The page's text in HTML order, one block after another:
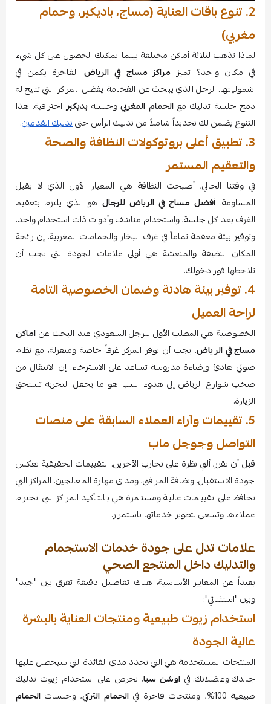
2. تنوع باقات العناية (مساج، باديكير، وحمام
مغربي)
لماذا تذهب لثلاثة أماكن مختلفة بينما يمكنك الحصول على كل شيء
في مكان واحد؟ تميز مراكز مساج في الرياض الفاخرة يكمن في
شموليتها. الرجل الذي يبحث عن الفخامة يفضل المراكز التي تتيح له
دمج جلسة تدليك معالحمام المغربيوجلسة بديكيراحترافية. هذا
التنوع يضمن لك تجديداً شاملاً من تدليك الرأس حتىتدليك القدمين.
3. تطبيق أعلى بروتوكولات النظافة والصحة
والتعقيم المستمر
في وقتنا الحالي، أصبحت النظافة هي المعيار الأول الذي لا يقبل
المساومة. أفضل مساج في الرياض للرجالهو الذي يلتزم بتعقيم
الغرف بعد كل جلسة، واستخدام مناشف وأدوات ذات استخدام واحد،
وتوفير بيئة معقمة تماماً في غرف البخار والحمامات المغربية. إن رائحة
المكان النظيفة والمنعشة هي أولى علامات الجودة التي يجب أن
تلاحظها فور دخولك.
4. توفير بيئة هادئة وضمان الخصوصية التامة
لراحة العميل
الخصوصية هي المطلب الأول للرجل السعودي عند البحث عناماكن
مساج في الرياض. يجب أن يوفر المركز غرفاً خاصة ومنعزلة، مع نظام
صوتي هادئ وإضاءة مدروسة تساعد على الاسترخاء. إن الانتقال من
صخب شوارع الرياض إلى هدوء السبا هو ما يجعل التجربة تستحق
الزيارة.
5. تقييمات وآراء العملاء السابقة على منصات
التواصل وجوجل ماب
قبل أن تقرر، ألقِ نظرة على تجارب الآخرين. التقييمات الحقيقية تعكس
جودة الاستقبال، ونظافة المرافق، ومدى مهارة المعالجين. المراكز التي
تحافظ على تقييمات عالية ومستمرة هي بالتأكيد المراكز التي تحترم
عملاءها وتسعى لتطوير خدماتها باستمرار.
علامات تدل على جودة خدمات الاستجمام
والتدليك داخل المنتجع الصحي
بعيداً عن المعايير الأساسية، هناك تفاصيل دقيقة تفرق بين "جيد"
وبين "استثنائي":
استخدام زيوت طبيعية ومنتجات العناية بالبشرة
عالية الجودة
المنتجات المستخدمة هي التي تحدد مدى الفائدة التي سيحصل عليها
جلدك وعضلاتك. في اوشن سبا، نحرص على استخدام زيوت تدليك
طبيعية 100%، ومنتجات فاخرة في
الحمام التركي، وجلسات الحمام